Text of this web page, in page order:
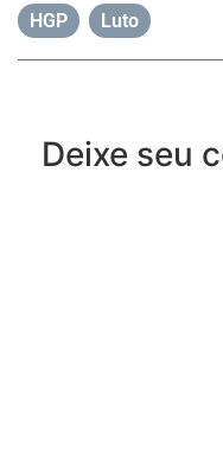
HGP Luto
Deixe seu